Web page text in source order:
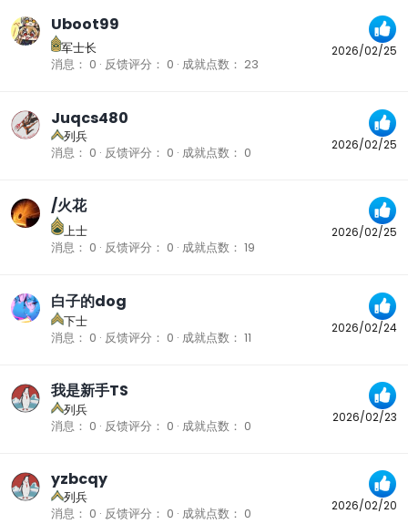
2026/02/25
Uboot99
军士长
消息
0 反馈评分 0 成就点数 23
2026/02/25
Juqcs480
列兵
消息
0 反馈评分 0 成就点数 0
2026/02/25
/火花
上士
消息
0 反馈评分 0 成就点数 19
2026/02/24
白子的dog
下士
消息
0 反馈评分 0 成就点数 11
2026/02/23
我是新手TS
列兵
消息
0 反馈评分 0 成就点数 0
2026/02/20
yzbcqy
列兵
消息
0 反馈评分 0 成就点数 0